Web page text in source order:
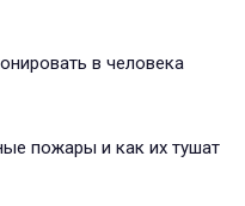
в человека
пожары и как их тушат